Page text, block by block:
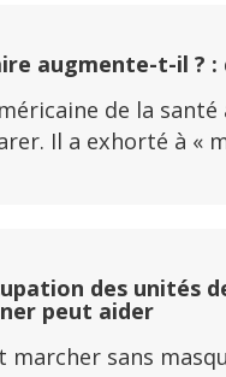
augmente-t-il ? :
de la santé
Il a exhorté à «
des unités
peut aider
sans